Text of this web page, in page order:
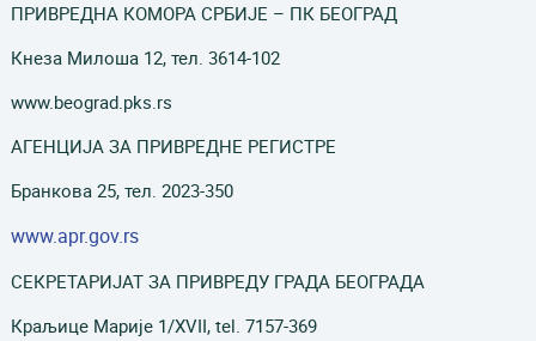
ПРИВРЕДНА КОМОРА СРБИЈЕ – ПК БЕОГРАД
Кнеза Милоша 12, тел. 3614-102
www.beograd.pks.rs
АГЕНЦИЈА ЗА ПРИВРЕДНЕ РЕГИСТРЕ
Бранкова 25, тел. 2023-350
www.apr.gov.rs
СЕКРЕТАРИЈАТ ЗА ПРИВРЕДУ ГРАДА БЕОГРАДА
Краљице Марије 1/XVII, tel. 7157-369